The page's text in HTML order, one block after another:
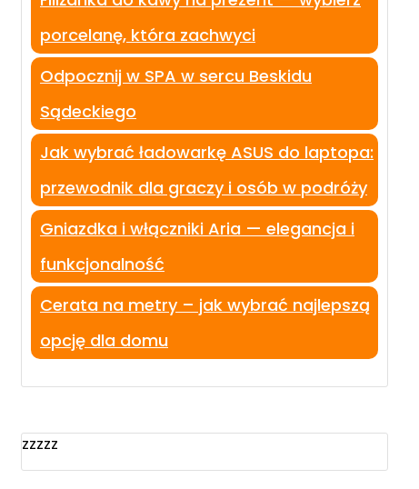
porcelanę, która zachwyci
Odpocznij w SPA w sercu Beskidu
Sądeckiego
Jak wybrać ładowarkę ASUS do laptopa:
przewodnik dla graczy i osób w podróży
Gniazdka i włączniki Aria — elegancja i
funkcjonalność
Cerata na metry – jak wybrać najlepszą
opcję dla domu
zzzzz